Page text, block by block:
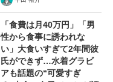
「食費は月40万円」「男
性から食事に誘われな
い」大食いすぎて2年間彼
氏ができず…水着グラビ
アも話題の“可愛すぎ